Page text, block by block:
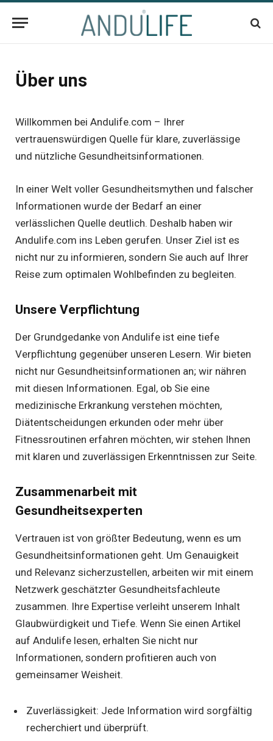
Über uns
Willkommen bei Andulife.com – Ihrer
vertrauenswürdigen Quelle für klare, zuverlässige
und nützliche Gesundheitsinformationen.
In einer Welt voller Gesundheitsmythen und falscher
Informationen wurde der Bedarf an einer
verlässlichen Quelle deutlich. Deshalb haben wir
Andulife.com ins Leben gerufen. Unser Ziel ist es
nicht nur zu informieren, sondern Sie auch auf Ihrer
Reise zum optimalen Wohlbefinden zu begleiten.
Unsere Verpflichtung
Der Grundgedanke von Andulife ist eine tiefe
Verpflichtung gegenüber unseren Lesern. Wir bieten
nicht nur Gesundheitsinformationen an; wir nähren
mit diesen Informationen. Egal, ob Sie eine
medizinische Erkrankung verstehen möchten,
Diätentscheidungen erkunden oder mehr über
Fitnessroutinen erfahren möchten, wir stehen Ihnen
mit klaren und zuverlässigen Erkenntnissen zur Seite.
Zusammenarbeit mit
Gesundheitsexperten
Vertrauen ist von größter Bedeutung, wenn es um
Gesundheitsinformationen geht. Um Genauigkeit
und Relevanz sicherzustellen, arbeiten wir mit einem
Netzwerk geschätzter Gesundheitsfachleute
zusammen. Ihre Expertise verleiht unserem Inhalt
Glaubwürdigkeit und Tiefe. Wenn Sie einen Artikel
auf Andulife lesen, erhalten Sie nicht nur
Informationen, sondern profitieren auch von
gemeinsamer Weisheit.
Zuverlässigkeit: Jede Information wird sorgfältig
recherchiert und überprüft.